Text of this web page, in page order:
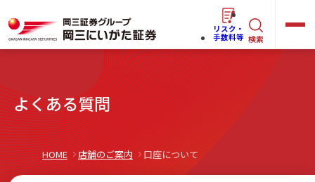
ー
ワ
ー
ド
らくらくネット情報便
リスク・
手数料等 検索
キ
ー
ド
で
探
よくある質問
HOME 店舗のご案内 口座について